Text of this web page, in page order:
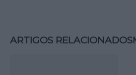
ARTIGOS RELACIONADOS